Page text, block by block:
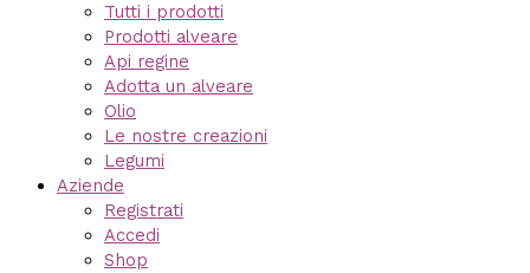
Tutti i prodotti
Prodotti alveare
Api regine
Adotta un alveare
Olio
Le nostre creazioni
Legumi
Aziende
Registrati
Accedi
Shop